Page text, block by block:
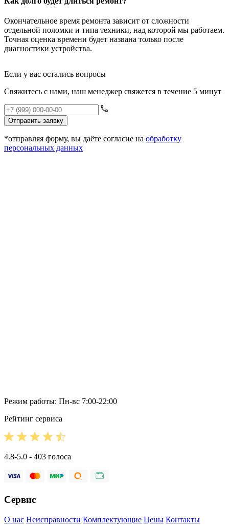
Окончательное время ремонта зависит от сложности
отдельной поломки и типа техники, над которой мы работаем.
Точная оценка времени будет названа только после
диагностики устройства.
Если у вас остались вопросы
Свяжитесь с нами, наш менеджер свяжется в течение 5 минут
Отправить заявку
*отправляя форму, вы даёте согласие на обработку
персональных данных
Режим работы: Пн-вс 7:00-22:00
Рейтинг сервиса
4.8-5.0 - 403 голоса
Сервис
О нас Неисправности Комплектующие Цены Контакты